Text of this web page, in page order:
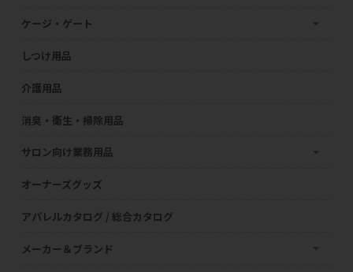
ケージ・ゲート
しつけ用品
介護用品
消臭・衛生・掃除用品
サロン向け業務用品
オーナーズグッズ
アパレルカタログ / 総合カタログ
メーカー＆ブランド